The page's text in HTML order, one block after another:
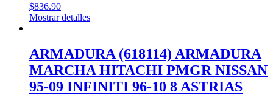
$836.90
Mostrar detalles
ARMADURA (618114) ARMADURA
MARCHA HITACHI PMGR NISSAN
95-09 INFINITI 96-10 8 ASTRIAS